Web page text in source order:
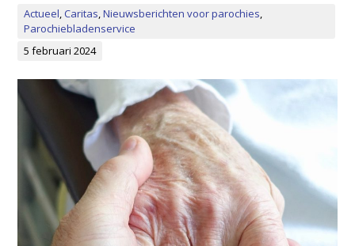
Actueel,Caritas,Nieuwsberichten voor parochies,
Parochiebladenservice
5 februari 2024